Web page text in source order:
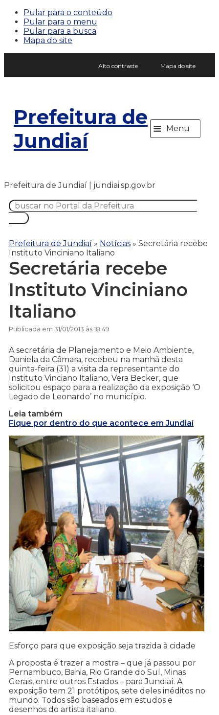
Pular para o conteúdo
Pular para o menu
Pular para a busca
Mapa do site
Alto contraste Mapa do site
Prefeitura de
Jundiaí
≡ Menu
Prefeitura de Jundiaí | jundiai.sp.gov.br
Prefeitura de Jundiaí » Notícias » Secretária recebe
Instituto Vinciniano Italiano
Secretária recebe
Instituto Vinciniano
Italiano
Publicada em 31/01/2013 às 18:49
A secretária de Planejamento e Meio Ambiente,
Daniela da Câmara, recebeu na manhã desta
quinta-feira (31) a visita da representante do
Instituto Vinciano Italiano, Vera Becker, que
solicitou espaço para a realização da exposição ‘O
Legado de Leonardo’ no município.
Leia também
Fique por dentro do que acontece em Jundiaí
Esforço para que exposição seja trazida à cidade
A proposta é trazer a mostra – que já passou por
Pernambuco, Bahia, Rio Grande do Sul, Minas
Gerais, entre outros Estados – para Jundiaí. A
exposição tem 21 protótipos, sete deles inéditos no
mundo. Todos são baseados em estudos e
desenhos do artista italiano.